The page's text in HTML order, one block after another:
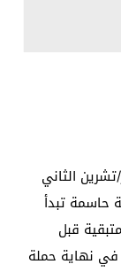
تشرين الثاني
حاسمة تبدأ
قبل
في نهاية حملة